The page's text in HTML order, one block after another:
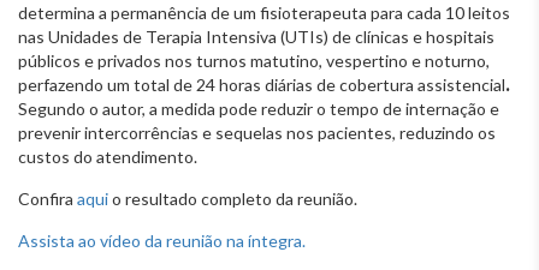
determina a permanência de um fisioterapeuta para cada 10 leitos
nas Unidades de Terapia Intensiva (UTIs) de clínicas e hospitais
públicos e privados nos turnos matutino, vespertino e noturno,
perfazendo um total de 24 horas diárias de cobertura assistencial.
Segundo o autor, a medida pode reduzir o tempo de internação e
prevenir intercorrências e sequelas nos pacientes, reduzindo os
custos do atendimento.
Confira aquio resultado completo da reunião.
Assista ao vídeo da reunião na íntegra.